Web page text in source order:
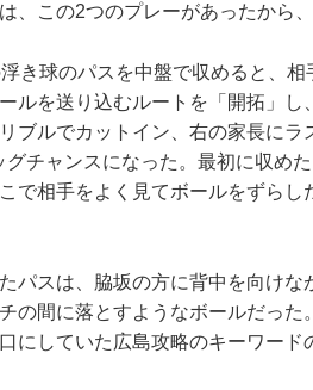
この2つのプレーがあったから、
き球のパスを中盤で収めると、相
ルを送り込むルートを「開拓」し
ブルでカットイン、右の家長にラ
チャンスになった。最初に収め
で相手をよく見てボールをずらし
パスは、脇坂の方に背中を向けな
の間に落とすようなボールだった
にしていた広島攻略のキーワード